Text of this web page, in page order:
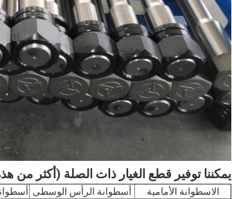
يمكننا توفير قطع الغيار ذات الصلة (أكثر من
الاسطوانة الأمامية أسطوانة الرأس الوسطى